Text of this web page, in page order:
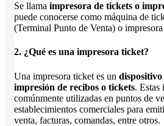
Se llama impresora de tickets o
puede conocerse como máquina de
(Terminal Punto de Venta) o
2. ¿Qué es una impresora ticket?
Una impresora ticket es un dispositivo
impresión de recibos o tickets. Estas
comúnmente utilizadas en puntos de
establecimientos comerciales para
venta, facturas, comandas, entre otros.